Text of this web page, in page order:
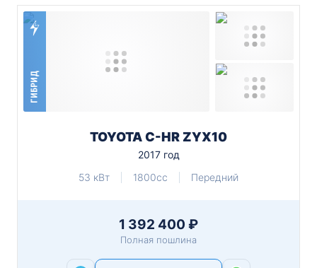
ГИБРИД
TOYOTA C-HR ZYX10
2017 год
53 кВт
1800cc Передний
1 392 400 ₽
Полная пошлина